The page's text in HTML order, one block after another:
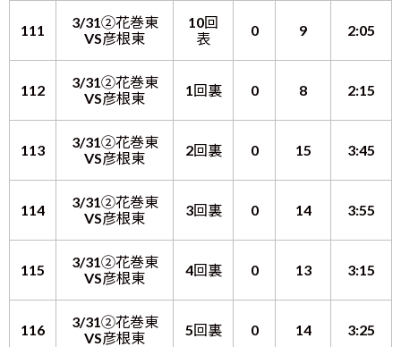
111
3/31②花巻東
VS彦根東
10回
表
0 9 2:05
112
3/31②花巻東
VS彦根東
1回裏 0 8 2:15
113
3/31②花巻東
VS彦根東
2回裏 0 15 3:45
114
3/31②花巻東
VS彦根東
3回裏 0 14 3:55
115
3/31②花巻東
VS彦根東
4回裏 0 13 3:15
116
3/31②花巻東
VS彦根東
5回裏 0 14 3:25